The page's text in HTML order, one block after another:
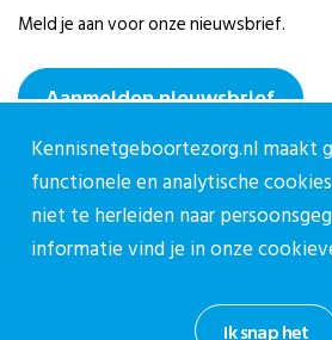
Meld je aan voor onze nieuwsbrief.
Aanmelden nieuwsbrief
Cookieverklaring
Ik snap het
Kennisnetgeboortezorg.nl maakt
functionele en analytische
niet te herleiden naar
informatie vind je in onze